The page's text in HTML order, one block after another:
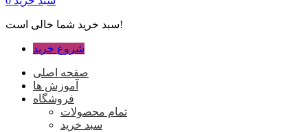
سبد خرید شما خالی است!
شروع خرید
صفحه اصلی
آموزش ها
فروشگاه
تمام محصولات
سبد خرید